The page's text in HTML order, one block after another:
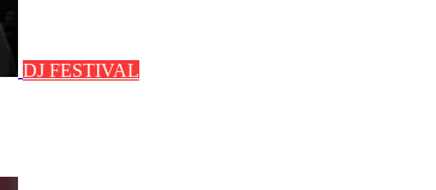
DJ FESTIVAL